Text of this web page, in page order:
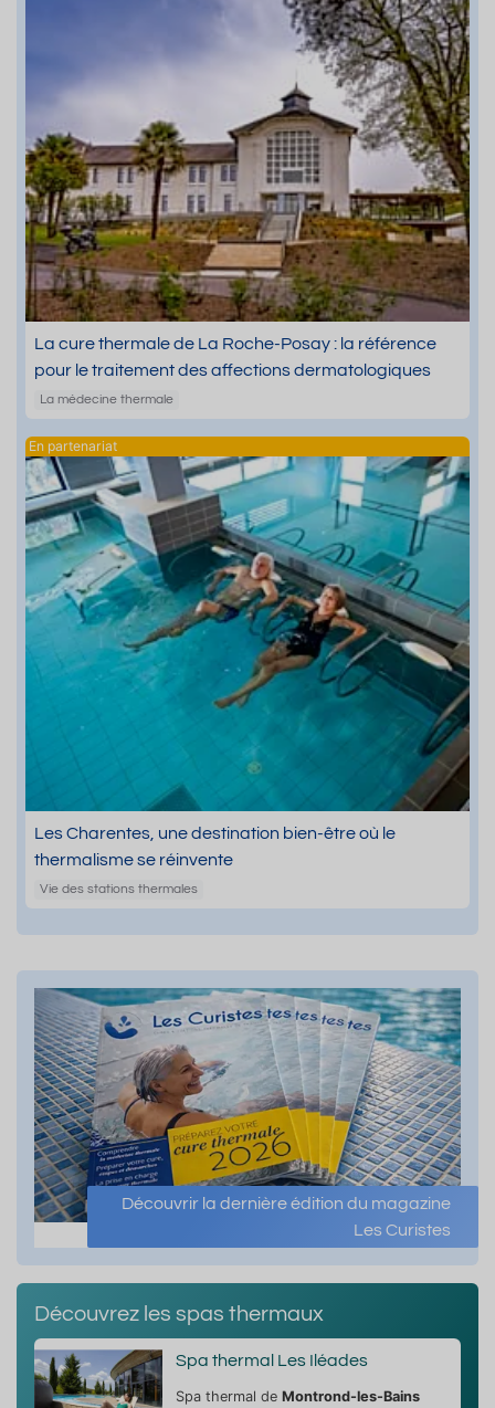
La cure thermale de La Roche-Posay : la référence
pour le traitement des affections dermatologiques
La médecine thermale
Les Charentes, une destination bien-être où le
thermalisme se réinvente
Vie des stations thermales
Découvrir la dernière édition du magazine
Les Curistes
Découvrez les spas thermaux
Spa thermal Les Iléades
Spa thermal de Montrond-les-Bains